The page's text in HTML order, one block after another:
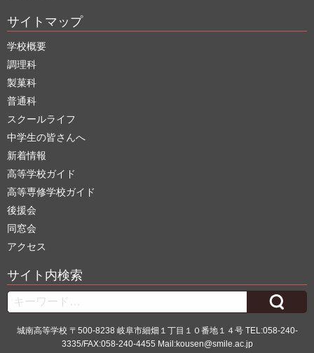
サイトマップ
学校概要
調理科
製菓科
普通科
スクールライフ
中学生の皆さんへ
新着情報
高等学校ガイド
高等専修学校ガイド
後援会
同窓会
アクセス
サイト内検索
Search
城南高等学校 〒500-8238 岐阜市細畑１丁目１０番地１４号 TEL:058-240-
3335/FAX:058-240-4455 Mail:kousen@smile.ac.jp